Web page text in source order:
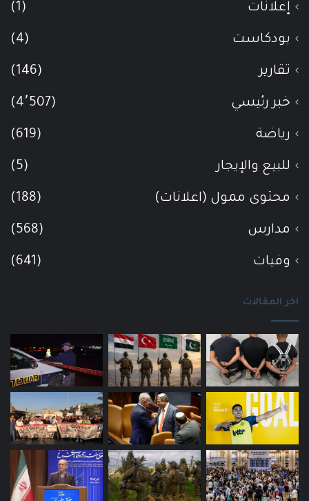
إعلانات (1)
بودكاست (4)
تقارير (146)
خبر رئيسي (4٬507)
رياضة (619)
للبيع والإيجار (5)
محتوى ممول (اعلانات) (188)
مدارس (568)
وفيات (641)
اخر المقالات